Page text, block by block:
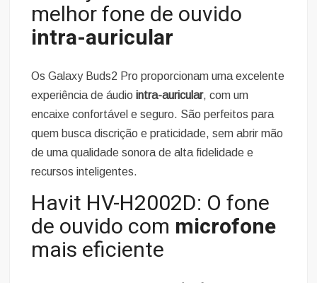
melhor fone de ouvido
intra-auricular
Os Galaxy Buds2 Pro proporcionam uma excelente
experiência de áudiointra-auricular, com um
encaixe confortável e seguro. São perfeitos para
quem busca discrição e praticidade, sem abrir mão
de uma qualidade sonora de alta fidelidade e
recursos inteligentes.
Havit HV-H2002D: O fone
de ouvido com microfone
mais eficiente